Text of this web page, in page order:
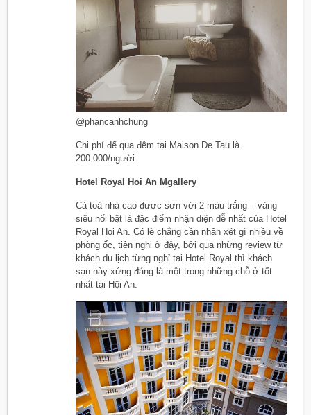
@phancanhchung
Chi phí để qua đêm tại Maison De Tau là
200.000/người.
Hotel Royal Hoi An Mgallery
Cả toà nhà cao được sơn với 2 màu trắng – vàng
siêu nổi bật là đặc điểm nhận diện dễ nhất của Hotel
Royal Hoi An. Có lẽ chẳng cần nhận xét gì nhiều về
phòng ốc, tiện nghi ở đây, bởi qua những review từ
khách du lịch từng nghỉ tại Hotel Royal thì khách
sạn này xứng đáng là một trong những chỗ ở tốt
nhất tại Hội An.